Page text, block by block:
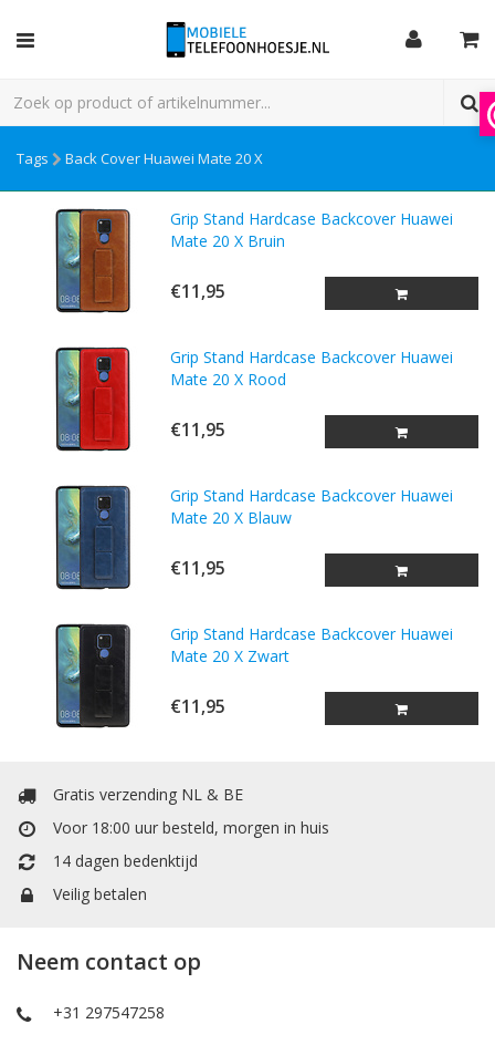
Tags Back Cover Huawei Mate 20 X
Grip Stand Hardcase Backcover Huawei
Mate 20 X Bruin
€11,95
Grip Stand Hardcase Backcover Huawei
Mate 20 X Rood
€11,95
Grip Stand Hardcase Backcover Huawei
Mate 20 X Blauw
€11,95
Grip Stand Hardcase Backcover Huawei
Mate 20 X Zwart
€11,95
Gratis verzending NL & BE
Voor 18:00 uur besteld, morgen in huis
14 dagen bedenktijd
Veilig betalen
Neem contact op
+31 297547258